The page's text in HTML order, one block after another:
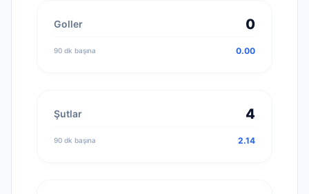
Goller 0
90 dk başına 0.00
Şutlar 4
90 dk başına 2.14